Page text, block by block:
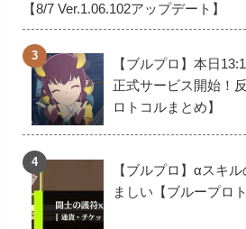
【8/7 Ver.1.06.102アップデート】
【ブルプロ】本日
正式サービス開始！
ロトコルまとめ】
【ブルプロ】αスキ
ましい【ブループロ